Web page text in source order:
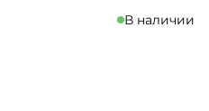
В наличии